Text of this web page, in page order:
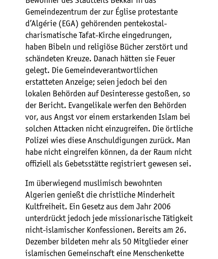
Gemeindezentrum der zur Église protestante
d’Algérie (EGA) gehörenden pentekostal-
charismatische Tafat-Kirche eingedrungen,
haben Bibeln und religiöse Bücher zerstört und
schändeten Kreuze. Danach hätten sie Feuer
gelegt. Die Gemeindeverantwortlichen
erstatteten Anzeige; seien jedoch bei den
lokalen Behörden auf Desinteresse gestoßen, so
der Bericht. Evangelikale werfen den Behörden
vor, aus Angst vor einem erstarkenden Islam bei
solchen Attacken nicht einzugreifen. Die örtliche
Polizei wies diese Anschuldigungen zurück. Man
habe nicht eingreifen können, da der Raum nicht
offiziell als Gebetsstätte registriert gewesen sei.
Im überwiegend muslimisch bewohnten
Algerien genießt die christliche Minderheit
Kultfreiheit. Ein Gesetz aus dem Jahr 2006
unterdrückt jedoch jede missionarische Tätigkeit
nicht-islamischer Konfessionen. Bereits am 26.
Dezember bildeten mehr als 50 Mitglieder einer
islamischen Gemeinschaft eine Menschenkette